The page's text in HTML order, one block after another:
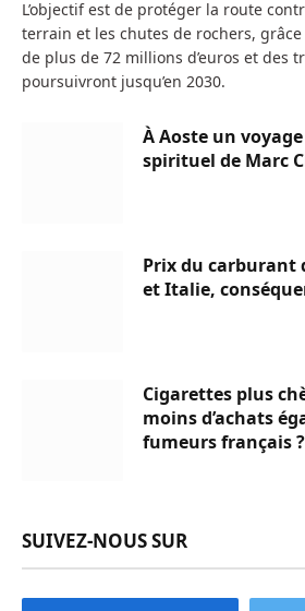
L’objectif est de protéger la route
terrain et les chutes de rochers,
de plus de 72 millions d’euros et des
poursuivront jusqu’en 2030.
À Aoste un
spirituel de Marc
Prix du carburant
et Italie,
Cigarettes plus
moins d’achats
fumeurs français ?
SUIVEZ-NOUS SUR